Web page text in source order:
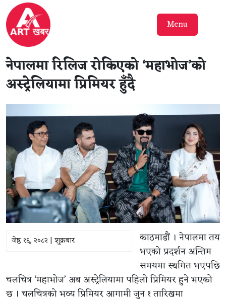
Menu
नेपालमा रिलिज रोकिएको ‘महाभोज’को
अस्ट्रेलियामा प्रिमियर हुँदै
जेष्ठ १६, २०८२ | शुक्रबार
काठमाडौं । नेपालमा तय
भएको प्रदर्शन अन्तिम
समयमा स्थगित भएपछि
चलचित्र ‘महाभोज’ अब अस्ट्रेलियामा पहिलो प्रिमियर हुने भएको
छ । चलचित्रको भव्य प्रिमियर आगामी जुन १ तारिखमा